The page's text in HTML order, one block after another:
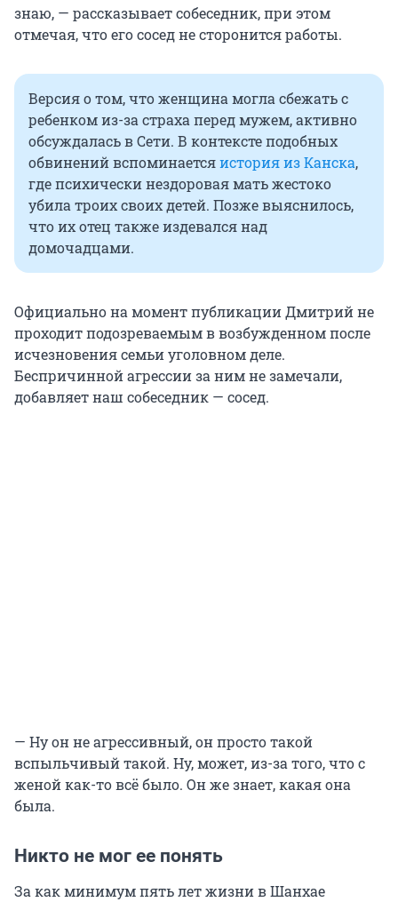
знаю, — рассказывает собеседник, при этом
отмечая, что его сосед не сторонится работы.
Версия о том, что женщина могла сбежать с
ребенком из-за страха перед мужем, активно
обсуждалась в Сети. В контексте подобных
обвинений вспоминаетсяистория из Канска,
где психически нездоровая мать жестоко
убила троих своих детей. Позже выяснилось,
что их отец также издевался над
домочадцами.
Официально на момент публикации Дмитрий не
проходит подозреваемым в возбужденном после
исчезновения семьи уголовном деле.
Беспричинной агрессии за ним не замечали,
добавляет наш собеседник — сосед.
— Ну он не агрессивный, он просто такой
вспыльчивый такой. Ну, может, из-за того, что с
женой как-то всё было. Он же знает, какая она
была.
Никто не мог ее понять
За как минимум пять лет жизни в Шанхае